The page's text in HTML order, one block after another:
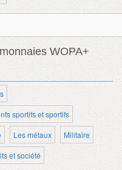
WOPA+
sportifs et sportifs
Les métaux
Militaire
et société